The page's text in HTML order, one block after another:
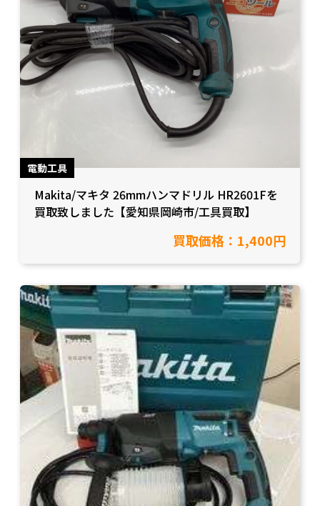
電動工具
Makita/マキタ 26mmハンマドリル HR2601Fを
買取致しました【愛知県岡崎市/工具買取】
買取価格：1,400円